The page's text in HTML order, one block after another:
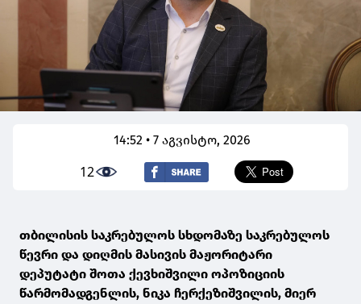
14:52 • 7 აგვისტო, 2026
12
თბილისის საკრებულოს სხდომაზე საკრებულოს
წევრი და დიღმის მასივის მაჟორიტარი
დეპუტატი შოთა ქევხიშვილი ოპოზიციის
წარმომადგენლის, ნიკა ჩერქეზიშვილის, მიერ